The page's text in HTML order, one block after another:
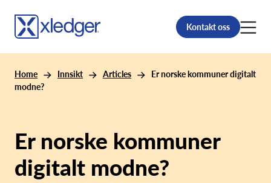
Kontakt oss
Home Innsikt Articles
Er norske kommuner digitalt
modne?
Er norske kommuner
digitalt modne?